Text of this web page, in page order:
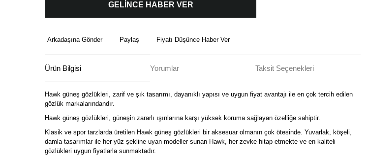
GELİNCE HABER VER
Arkadaşına Gönder Paylaş Fiyatı Düşünce Haber Ver
Ürün Bilgisi Yorumlar Taksit Seçenekleri
Hawk güneş gözlükleri, zarif ve şık tasarımı, dayanıklı yapısı ve uygun fiyat avantajı ile en çok tercih edilen
gözlük markalarındandır.
Hawk güneş gözlükleri, güneşin zararlı ışınlarına karşı yüksek koruma sağlayan özelliğe sahiptir.
Klasik ve spor tarzlarda üretilen Hawk güneş gözlükleri bir aksesuar olmanın çok ötesinde. Yuvarlak, köşeli,
damla tasarımlar ile her yüz şekline uyan modeller sunan Hawk, her zevke hitap etmekte ve en kaliteli
gözlükleri uygun fiyatlarla sunmaktadır.